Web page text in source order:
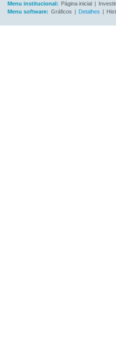
Menu institucional: Página inicial |
Menu software: Gráficos | Detalhes |